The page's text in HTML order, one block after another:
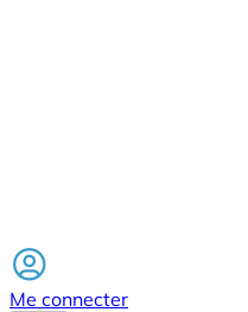
Me connecter